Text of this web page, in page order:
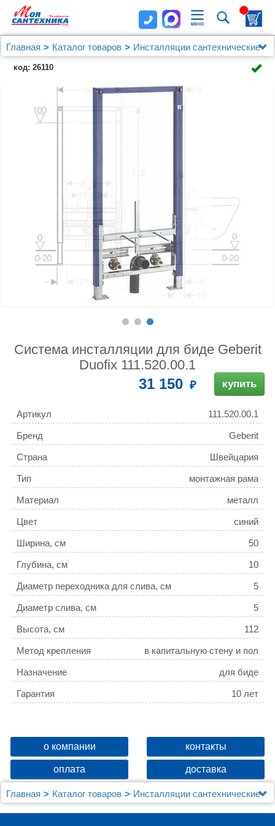
Главная Каталог товаров
Инсталляции сантехнические
Geberit
Система инсталляции для биде Geberit Duofix
111.520.00.1
код: 26110
Система инсталляции для биде Geberit
Duofix 111.520.00.1
31 150 купить
Артикул 111.520.00.1
Бренд Geberit
Страна Швейцария
Тип монтажная рама
Материал металл
Цвет синий
Ширина, см 50
Глубина, см 10
Диаметр переходника для слива, см 5
Диаметр слива, см 5
Высота, см 112
Метод крепления в капитальную стену и пол
Назначение для биде
Гарантия 10 лет
о компании контакты
оплата доставка
Главная Каталог товаров
Инсталляции сантехнические
Geberit